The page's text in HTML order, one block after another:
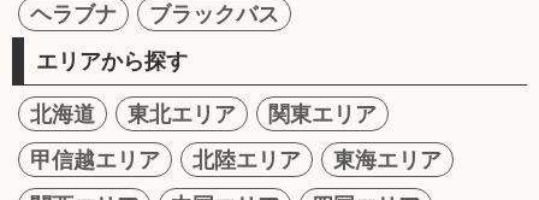
ヘラブナ
ブラックバス
エリアから探す
北海道 東北エリア
関東エリア
甲信越エリア
北陸エリア
東海エリア